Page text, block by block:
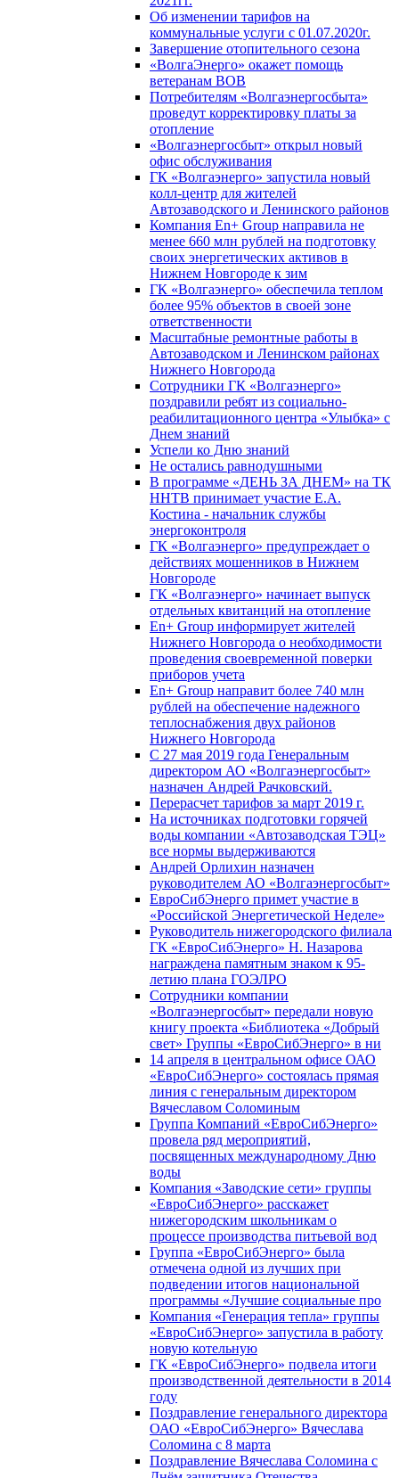
Об изменении тарифов на
коммунальные услуги с 01.07.2020г.
Завершение отопительного сезона
«ВолгаЭнерго» окажет помощь
ветеранам ВОВ
Потребителям «Волгаэнергосбыта»
проведут корректировку платы за
отопление
«Волгаэнергосбыт» открыл новый
офис обслуживания
ГК «Волгаэнерго» запустила новый
колл-центр для жителей
Автозаводского и Ленинского районов
Компания En+ Group направила не
менее 660 млн рублей на подготовку
своих энергетических активов в
Нижнем Новгороде к зим
ГК «Волгаэнерго» обеспечила теплом
более 95% объектов в своей зоне
ответственности
Масштабные ремонтные работы в
Автозаводском и Ленинском районах
Нижнего Новгорода
Сотрудники ГК «Волгаэнерго»
поздравили ребят из социально-
реабилитационного центра «Улыбка» с
Днем знаний
Успели ко Дню знаний
Не остались равнодушными
В программе «ДЕНЬ ЗА ДНЕМ» на ТК
ННТВ принимает участие Е.А.
Костина - начальник службы
энергоконтроля
ГК «Волгаэнерго» предупреждает о
действиях мошенников в Нижнем
Новгороде
ГК «Волгаэнерго» начинает выпуск
отдельных квитанций на отопление
En+ Group информирует жителей
Нижнего Новгорода о необходимости
проведения своевременной поверки
приборов учета
En+ Group направит более 740 млн
рублей на обеспечение надежного
теплоснабжения двух районов
Нижнего Новгорода
С 27 мая 2019 года Генеральным
директором АО «Волгаэнергосбыт»
назначен Андрей Рачковский.
Перерасчет тарифов за март 2019 г.
На источниках подготовки горячей
воды компании «Автозаводская ТЭЦ»
все нормы выдерживаются
Андрей Орлихин назначен
руководителем АО «Волгаэнергосбыт»
ЕвроСибЭнерго примет участие в
«Российской Энергетической Неделе»
Руководитель нижегородского филиала
ГК «ЕвроСибЭнерго» Н. Назарова
награждена памятным знаком к 95-
летию плана ГОЭЛРО
Сотрудники компании
«Волгаэнергосбыт» передали новую
книгу проекта «Библиотека «Добрый
свет» Группы «ЕвроСибЭнерго» в ни
14 апреля в центральном офисе ОАО
«ЕвроСибЭнерго» состоялась прямая
линия с генеральным директором
Вячеславом Соломиным
Группа Компаний «ЕвроСибЭнерго»
провела ряд мероприятий,
посвященных международному Дню
воды
Компания «Заводские сети» группы
«ЕвроСибЭнерго» расскажет
нижегородским школьникам о
процессе производства питьевой вод
Группа «ЕвроСибЭнерго» была
отмечена одной из лучших при
подведении итогов национальной
программы «Лучшие социальные про
Компания «Генерация тепла» группы
«ЕвроСибЭнерго» запустила в работу
новую котельную
ГК «ЕвроСибЭнерго» подвела итоги
производственной деятельности в 2014
году
Поздравление генерального директора
ОАО «ЕвроСибЭнерго» Вячеслава
Соломина с 8 марта
Поздравление Вячеслава Соломина с